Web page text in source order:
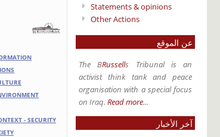
- SECURITY
Statements & opinions
Other Actions
The BRussells Tribunal is an
activist think tank and peace
organisation with a special focus
on Iraq. Read more...
آخر الأخبار